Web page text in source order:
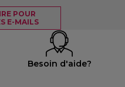
POUR
E-MAILS
Besoin d'aide?